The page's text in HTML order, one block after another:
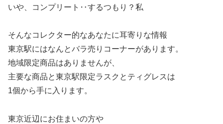
いや、コンプリート‥するつもり？私
そんなコレクター的なあなたに耳寄りな情報
東京駅にはなんとバラ売りコーナーがあります。
地域限定商品はありませんが、
主要な商品と東京駅限定ラスクとティグレスは
1個から手に入ります。
東京近辺にお住まいの方や